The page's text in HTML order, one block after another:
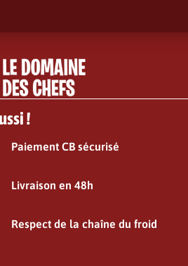
!
Paiement CB sécurisé
Livraison en 48h
Respect de la chaîne du froid